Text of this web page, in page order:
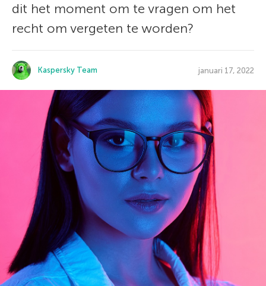
dit het moment om te vragen om het
recht om vergeten te worden?
Kaspersky Team januari 17, 2022